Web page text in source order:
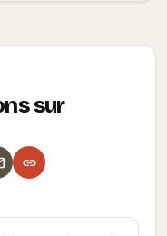
sur